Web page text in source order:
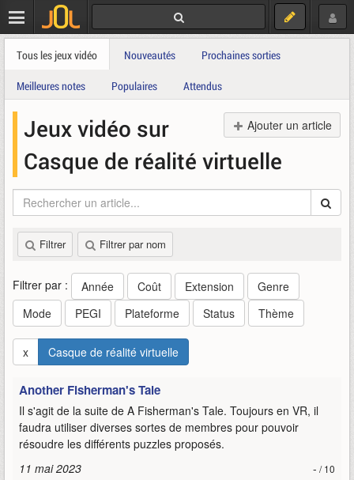
Tous les jeux vidéo Nouveautés Prochaines sorties
Meilleures notes Populaires Attendus
Ajouter un article
Jeux vidéo sur
Casque de réalité virtuelle
Filtrer Filtrer par nom
Filtrer par : Année Coût Extension
Genre
Mode
PEGI Plateforme Status Thème
x Casque de réalité virtuelle
Another Fisherman's Tale
Il s'agit de la suite de A Fisherman's Tale. Toujours en VR, il
faudra utiliser diverses sortes de membres pour pouvoir
résoudre les différents puzzles proposés.
11 mai 2023
- / 10